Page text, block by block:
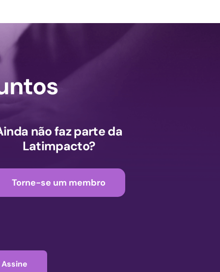
não faz parte da
Latimpacto?
Torne-se um membro
Assine